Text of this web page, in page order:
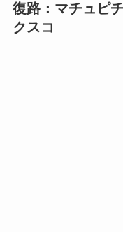
復路：マチュピ
クスコ